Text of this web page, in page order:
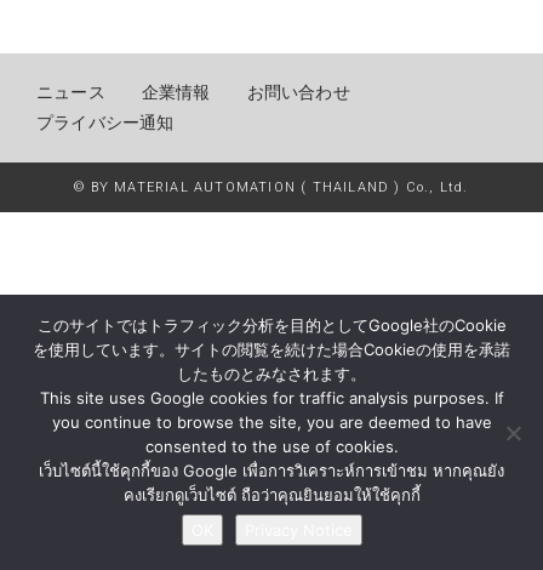
ニュース 企業情報
お問い合わせ
プライバシー通知
© BY MATERIAL AUTOMATION ( THAILAND ) Co., Ltd.
このサイトではトラフィック分析を目的としてGoogle社のCookie
を使用しています。サイトの閲覧を続けた場合Cookieの使用を承諾
したものとみなされます。
This site uses Google cookies for traffic analysis purposes. If
you continue to browse the site, you are deemed to have
consented to the use of cookies.
เว็บไซต์นี้ใช้คุกกี้ของ Google เพื่อการวิเคราะห์การเข้าชม หากคุณยัง
คงเรียกดูเว็บไซต์ ถือว่าคุณยินยอมให้ใช้คุกกี้